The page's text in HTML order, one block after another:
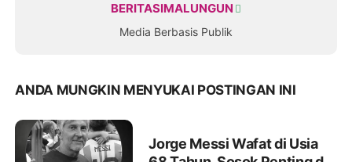
BERITASIMALUNGUN
Media Berbasis Publik
ANDA MUNGKIN MENYUKAI POSTINGAN INI
Jorge Messi Wafat di Usia